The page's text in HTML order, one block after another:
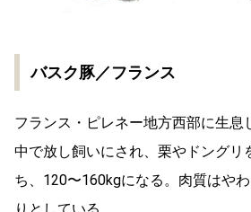
バスク豚／フランス
フランス・ピレネー地方西部に生息
中で放し飼いにされ、栗やドングリ
ち、120〜160kgになる。肉質はや